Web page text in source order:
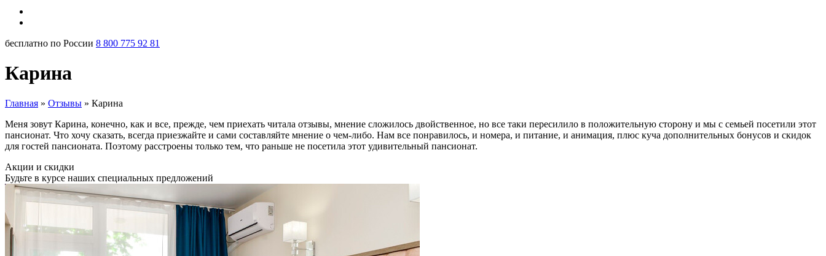
бесплатно по России 8 800 775 92 81
Карина
Главная » Отзывы » Карина
Меня зовут Карина, конечно, как и все, прежде, чем приехать читала отзывы, мнение сложилось двойственное, но все таки пересилило в положительную сторону и мы с семьей посетили этот
пансионат. Что хочу сказать, всегда приезжайте и сами составляйте мнение о чем-либо. Нам все понравилось, и номера, и питание, и анимация, плюс куча дополнительных бонусов и скидок
для гостей пансионата. Поэтому расстроены только тем, что раньше не посетила этот удивительный пансионат.
Акции и скидки
Будьте в курсе наших специальных предложений